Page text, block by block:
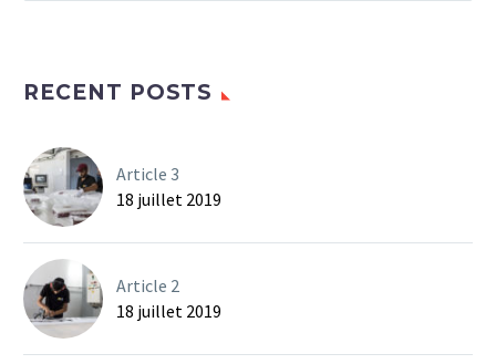
RECENT POSTS
Article 3
18 juillet 2019
Article 2
18 juillet 2019